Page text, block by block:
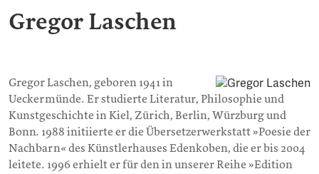
Gregor Laschen
Gregor Laschen, geboren 1941 in
Ueckermünde. Er studierte Literatur, Philosophie und
Kunstgeschichte in Kiel, Zürich, Berlin, Würzburg und
Bonn. 1988 initiierte er die Übersetzerwerkstatt »Poesie der
Nachbarn« des Künstlerhauses Edenkoben, die er bis 2004
leitete. 1996 erhielt er für den in unserer Reihe »Edition